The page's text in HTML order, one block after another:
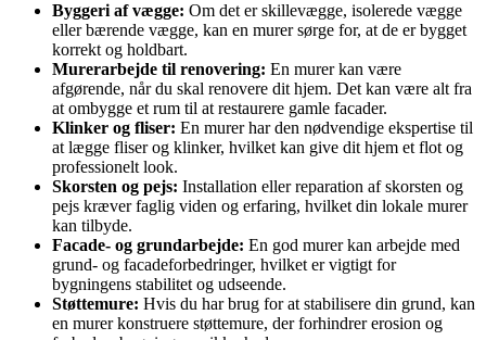
Byggeri af vægge: Om det er skillevægge, isolerede vægge
eller bærende vægge, kan en murer sørge for, at de er bygget
korrekt og holdbart.
Murerarbejde til renovering: En murer kan være
afgørende, når du skal renovere dit hjem. Det kan være alt fra
at ombygge et rum til at restaurere gamle facader.
Klinker og fliser: En murer har den nødvendige ekspertise til
at lægge fliser og klinker, hvilket kan give dit hjem et flot og
professionelt look.
Skorsten og pejs: Installation eller reparation af skorsten og
pejs kræver faglig viden og erfaring, hvilket din lokale murer
kan tilbyde.
Facade- og grundarbejde: En god murer kan arbejde med
grund- og facadeforbedringer, hvilket er vigtigt for
bygningens stabilitet og udseende.
Støttemure: Hvis du har brug for at stabilisere din grund, kan
en murer konstruere støttemure, der forhindrer erosion og